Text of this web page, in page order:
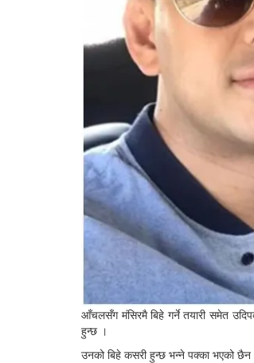
आँचलसँग मंसिरमै बिहे गर्ने तयारी समेत
हुन्छ ।
उनको बिहे कसरी हुन्छ भन्ने पक्का भएको